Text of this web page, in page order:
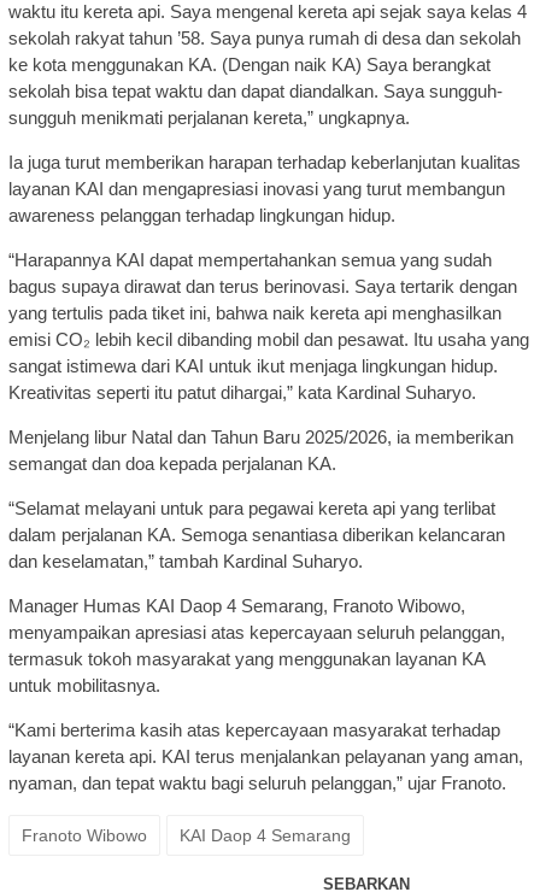
waktu itu kereta api. Saya mengenal kereta api sejak saya kelas 4
sekolah rakyat tahun ’58. Saya punya rumah di desa dan sekolah
ke kota menggunakan KA. (Dengan naik KA) Saya berangkat
sekolah bisa tepat waktu dan dapat diandalkan. Saya sungguh-
sungguh menikmati perjalanan kereta,” ungkapnya.
Ia juga turut memberikan harapan terhadap keberlanjutan kualitas
layanan KAI dan mengapresiasi inovasi yang turut membangun
awareness pelanggan terhadap lingkungan hidup.
“Harapannya KAI dapat mempertahankan semua yang sudah
bagus supaya dirawat dan terus berinovasi. Saya tertarik dengan
yang tertulis pada tiket ini, bahwa naik kereta api menghasilkan
emisi CO₂ lebih kecil dibanding mobil dan pesawat. Itu usaha yang
sangat istimewa dari KAI untuk ikut menjaga lingkungan hidup.
Kreativitas seperti itu patut dihargai,” kata Kardinal Suharyo.
Menjelang libur Natal dan Tahun Baru 2025/2026, ia memberikan
semangat dan doa kepada perjalanan KA.
“Selamat melayani untuk para pegawai kereta api yang terlibat
dalam perjalanan KA. Semoga senantiasa diberikan kelancaran
dan keselamatan,” tambah Kardinal Suharyo.
Manager Humas KAI Daop 4 Semarang, Franoto Wibowo,
menyampaikan apresiasi atas kepercayaan seluruh pelanggan,
termasuk tokoh masyarakat yang menggunakan layanan KA
untuk mobilitasnya.
“Kami berterima kasih atas kepercayaan masyarakat terhadap
layanan kereta api. KAI terus menjalankan pelayanan yang aman,
nyaman, dan tepat waktu bagi seluruh pelanggan,” ujar Franoto.
Franoto Wibowo KAI Daop 4 Semarang
SEBARKAN